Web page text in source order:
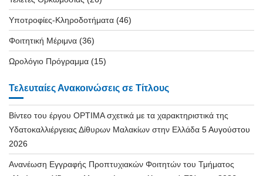
Υποτροφίες-Κληροδοτήματα (46)
Φοιτητική Μέριμνα (36)
Ωρολόγιο Πρόγραμμα (15)
Τελευταίες Ανακοινώσεις σε Τίτλους
Βίντεο του έργου OPTIMA σχετικά με τα χαρακτηριστικά της
Υδατοκαλλιέργειας Δίθυρων Μαλακίων στην Ελλάδα 5 Αυγούστου
2026
Ανανέωση Εγγραφής Προπτυχιακών Φοιτητών του Τμήματος